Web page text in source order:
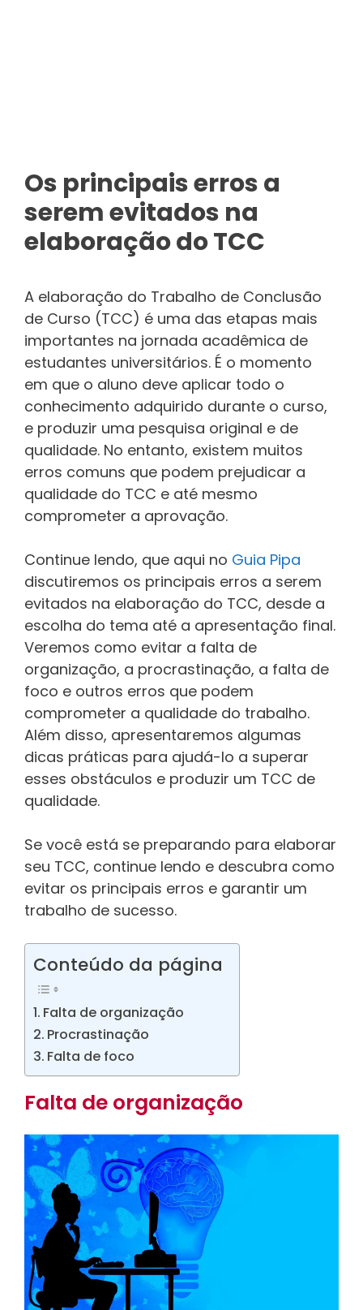
Os principais erros a
serem evitados na
elaboração do TCC
A elaboração do Trabalho de Conclusão
de Curso (TCC) é uma das etapas mais
importantes na jornada acadêmica de
estudantes universitários. É o momento
em que o aluno deve aplicar todo o
conhecimento adquirido durante o curso,
e produzir uma pesquisa original e de
qualidade. No entanto, existem muitos
erros comuns que podem prejudicar a
qualidade do TCC e até mesmo
comprometer a aprovação.
Continue lendo, que aqui no Guia Pipa
discutiremos os principais erros a serem
evitados na elaboração do TCC, desde a
escolha do tema até a apresentação final.
Veremos como evitar a falta de
organização, a procrastinação, a falta de
foco e outros erros que podem
comprometer a qualidade do trabalho.
Além disso, apresentaremos algumas
dicas práticas para ajudá-lo a superar
esses obstáculos e produzir um TCC de
qualidade.
Se você está se preparando para elaborar
seu TCC, continue lendo e descubra como
evitar os principais erros e garantir um
trabalho de sucesso.
Conteúdo da página
Falta de organização
Procrastinação
Falta de foco
Falta de organização